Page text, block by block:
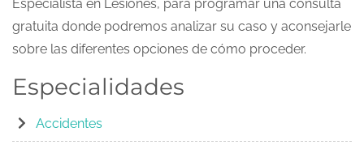
Especialista en Lesiones, para programar una consulta
gratuita donde podremos analizar su caso y aconsejarle
sobre las diferentes opciones de cómo proceder.
Especialidades
Accidentes